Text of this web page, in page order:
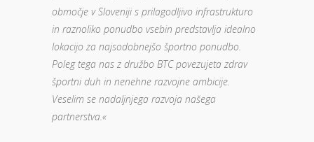
območje v Sloveniji s prilagodljivo infrastrukturo
in raznoliko ponudbo vsebin predstavlja idealno
lokacijo za najsodobnejšo športno ponudbo.
Poleg tega nas z družbo BTC povezujeta zdrav
športni duh in nenehne razvojne ambicije.
Veselim se nadaljnjega razvoja našega
partnerstva.«